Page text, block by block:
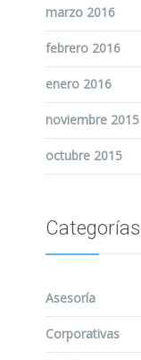
marzo 2016
febrero 2016
enero 2016
noviembre 2015
octubre 2015
Categorías
Asesoría
Corporativas